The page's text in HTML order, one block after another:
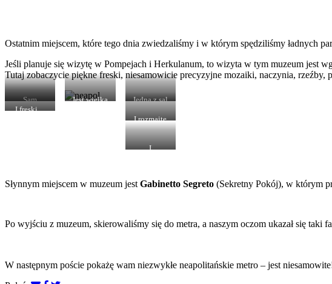
Ostatnim miejscem, które tego dnia zwiedzaliśmy i w którym spędziliśmy ładnych
Jeśli planuje się wizytę w Pompejach i Herkulanum, to wizyta w tym muzeum jest
Tutaj zobaczycie piękne freski, niesamowicie precyzyjne mozaiki, naczynia,
Sam
budynek
Jest wielka
Jedna z sal
w muzeum
I freski…
I rozmaite
rzeźby…
I
Słynnym miejscem w muzeum jest Gabinetto Segreto (Sekretny Pokój), w którym
Po wyjściu z muzeum, skierowaliśmy się do metra, a naszym oczom ukazał się taki
W następnym poście pokażę wam niezwykłe neapolitańskie metro – jest